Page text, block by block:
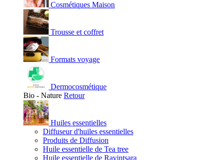
Cosmétiques Maison
Trousse et coffret
Formats voyage
Dermocosmétique
Bio - Nature Retour
Huiles essentielles
Diffuseur d'huiles essentielles
Produits de Diffusion
Huile essentielle de Tea tree
Huile essentielle de Ravintsara